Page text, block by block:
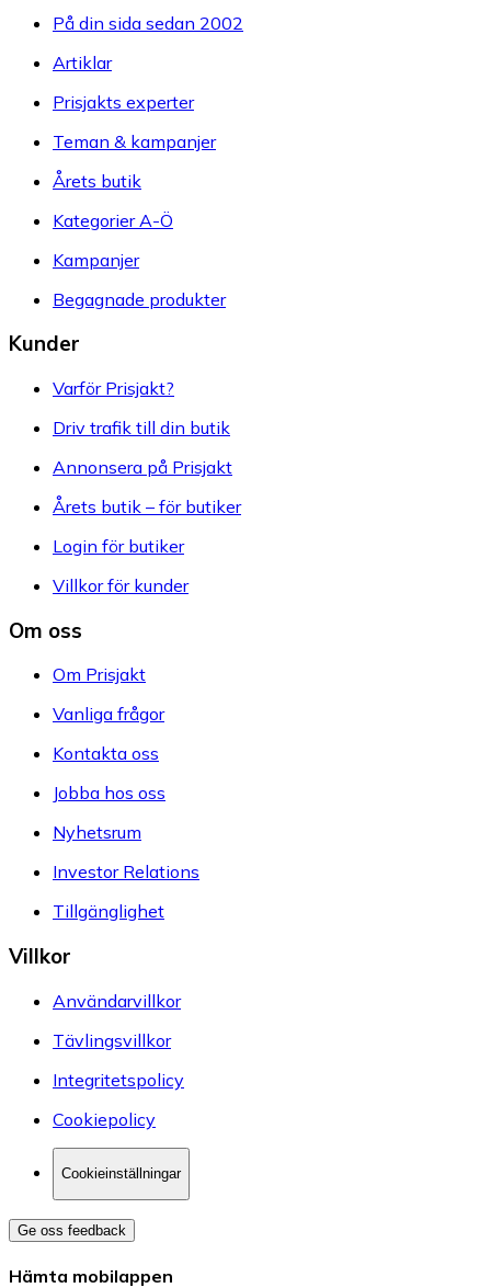
På din sida sedan 2002
Artiklar
Prisjakts experter
Teman & kampanjer
Årets butik
Kategorier A-Ö
Kampanjer
Begagnade produkter
Kunder
Varför Prisjakt?
Driv trafik till din butik
Annonsera på Prisjakt
Årets butik – för butiker
Login för butiker
Villkor för kunder
Om oss
Om Prisjakt
Vanliga frågor
Kontakta oss
Jobba hos oss
Nyhetsrum
Investor Relations
Tillgänglighet
Villkor
Användarvillkor
Tävlingsvillkor
Integritetspolicy
Cookiepolicy
Cookieinställningar
Ge oss feedback
Hämta mobilappen